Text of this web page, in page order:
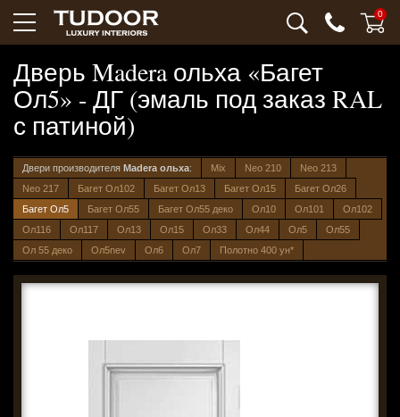
0
Дверь Madera ольха «Багет
Ол5» - ДГ (эмаль под заказ RAL
с патиной)
Двери производителя Madera ольха: Mix Neo 210
Neo 213
Neo 217
Багет Ол102 Багет Ол13 Багет Ол15
Багет Ол26
Багет Ол5
Багет Ол55 Багет Ол55 деко Ол10 Ол101
Ол102
Ол116
Ол117 Ол13 Ол15 Ол33 Ол44 Ол5
Ол55
Ол 55 деко
Ол5nev Ол6 Ол7 Полотно 400 ун*